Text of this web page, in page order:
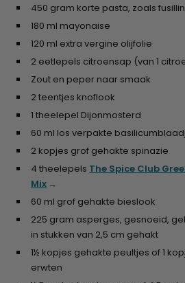
450 gram korte pasta, zoals
180 ml mayonaise
120 ml extra vergine olijfolie
2 eetlepels citroensap (van 1
Zout en peper naar smaak
2 teentjes knoflook
1 theelepel Dijonmosterd
60 ml los verpakte
2 kopjes grof gehakte spinazie
4 theelepels The Spice Club
Mix
60 ml grof gehakte bieslook
225 gram asperges, gesnoeid,
in stukken van 2,5 cm gehakt
1½ kopjes gehakte peultjes of 1
erwten